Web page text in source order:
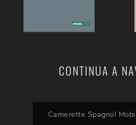
CONTINUA A
Camerette Spagnol